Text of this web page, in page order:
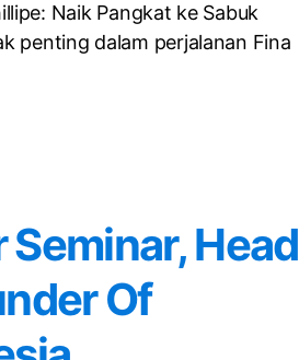
Naik Pangkat ke Sabuk
penting dalam perjalanan Fina
Head
Of